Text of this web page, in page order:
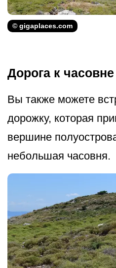
© gigaplaces.com
Дорога к часовне
Вы также можете
дорожку, которая
вершине
небольшая часовня.